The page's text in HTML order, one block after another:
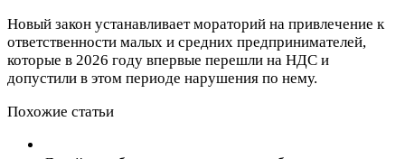
Новый закон устанавливает мораторий на привлечение к
ответственности малых и средних предпринимателей,
которые в 2026 году впервые перешли на НДС и
допустили в этом периоде нарушения по нему.
Похожие статьи